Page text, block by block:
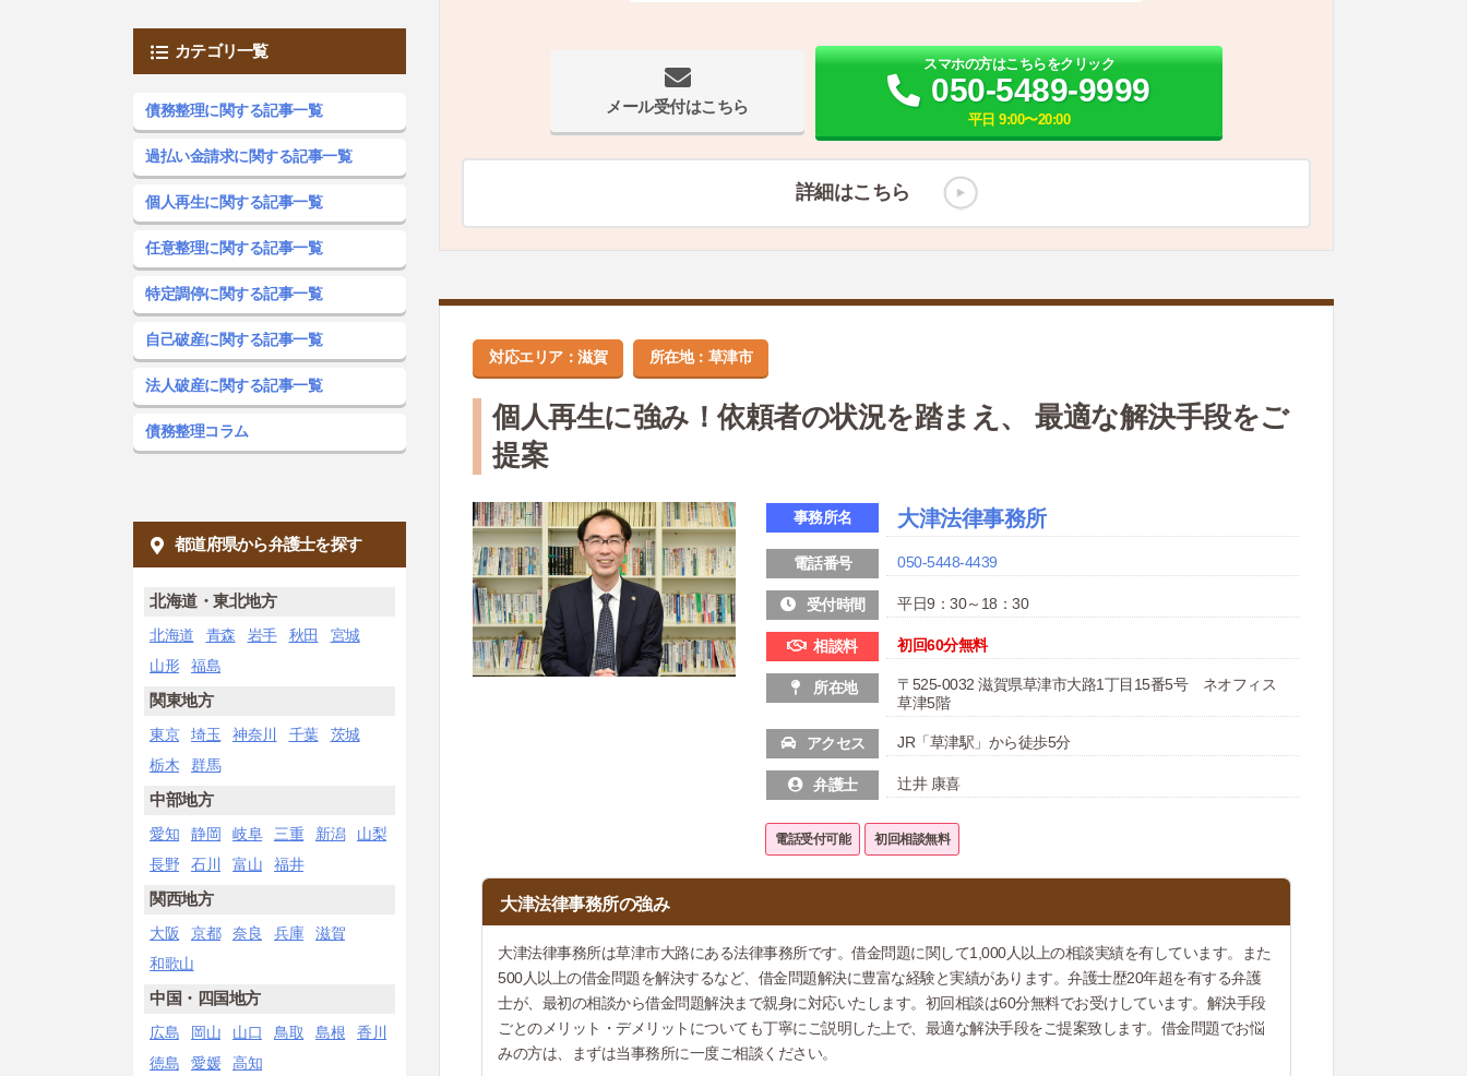
メール受付はこちら
スマホの方はこちらをクリック
050-5489-9999
平日 9:00〜20:00
詳細はこちら
対応エリア：滋賀 所在地：草津市
個人再生に強み！依頼者の状況を踏まえ、 最適な解決手段をご
提案
事務所名 大津法律事務所
電話番号 050-5448-4439
受付時間 平日9：30～18：30
相談料 初回60分無料
所在地
〒525-0032 滋賀県草津市大路1丁目15番5号 ネオフィス
草津5階
アクセス JR「草津駅」から徒歩5分
弁護士 辻井 康喜
電話受付可能 初回相談無料
大津法律事務所の強み
大津法律事務所は草津市大路にある法律事務所です。借金問題に関して1,000人以上の相談実績を有しています。また
500人以上の借金問題を解決するなど、借金問題解決に豊富な経験と実績があります。弁護士歴20年超を有する弁護
士が、最初の相談から借金問題解決まで親身に対応いたします。初回相談は60分無料でお受けしています。解決手段
ごとのメリット・デメリットについても丁寧にご説明した上で、最適な解決手段をご提案致します。借金問題でお悩
みの方は、まずは当事務所に一度ご相談ください。
カテゴリ一覧
債務整理に関する記事一覧
過払い金請求に関する記事一覧
個人再生に関する記事一覧
任意整理に関する記事一覧
特定調停に関する記事一覧
自己破産に関する記事一覧
法人破産に関する記事一覧
債務整理コラム
都道府県から弁護士を探す
北海道・東北地方
北海道 青森 岩手 秋田
宮城
山形
福島
関東地方
東京 埼玉 神奈川 千葉
茨城
栃木
群馬
中部地方
愛知 静岡 岐阜 三重 新潟
山梨
長野
石川 富山 福井
関西地方
大阪 京都 奈良 兵庫
滋賀
和歌山
中国・四国地方
広島 岡山 山口 鳥取 島根
香川
徳島
愛媛 高知